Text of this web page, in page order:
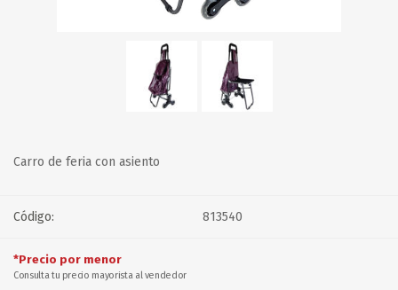
Carro de feria con asiento
Código: 813540
*Precio por menor
Consulta tu precio mayorista al vendedor